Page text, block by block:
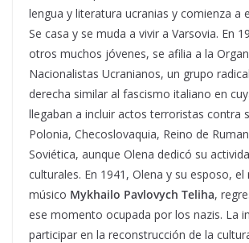
lengua y literatura ucranias y comienza a
Se casa y se muda a vivir a Varsovia. En
otros muchos jóvenes, se afilia a la
Nacionalistas Ucranianos, un grupo
derecha similar al fascismo italiano en
llegaban a incluir actos terroristas contra
Polonia, Checoslovaquia, Reino de
Soviética, aunque Olena dedicó su
culturales. En 1941, Olena y su esposo, el
músico Mykhailo Pavlovych Teliha,
ese momento ocupada por los nazis. La
participar en la reconstrucción de la